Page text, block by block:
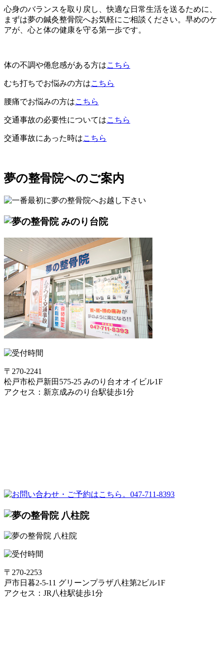
心身のバランスを取り戻し、快適な日常生活を送るために、
まずは夢の鍼灸整骨院へお気軽にご相談ください。早めのケ
アが、心と体の健康を守る第一歩です。
体の不調や倦怠感がある方はこちら
むち打ちでお悩みの方はこちら
腰痛でお悩みの方はこちら
交通事故の必要性についてはこちら
交通事故にあった時はこちら
夢の整骨院へのご案内
〒270-2241
松戸市松戸新田575-25 みのり台オオイビル1F
アクセス：新京成みのり台駅徒歩1分
〒270-2253
戸市日暮2-5-11 グリーンプラザ八柱第2ビル1F
アクセス：JR八柱駅徒歩1分